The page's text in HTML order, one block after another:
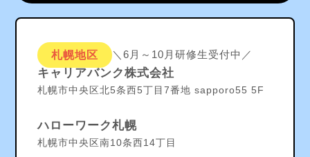
札幌地区 ＼6月～10月研修生受付中／
キャリアバンク株式会社
札幌市中央区北5条西5丁目7番地 sapporo55 5F
ハローワーク札幌
札幌市中央区南10条西14丁目